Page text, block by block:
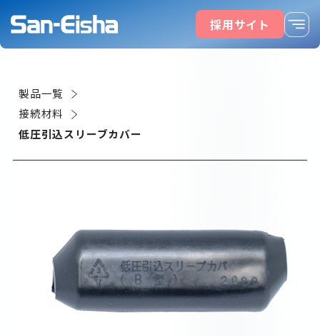
採用サイト
製品一覧
接続材料
低圧引込スリーブカバー